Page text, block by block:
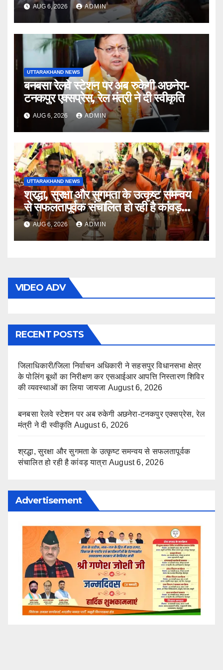
शिविर की व्यवस्थाओं का लिया जायजा
AUG 6, 2026 ADMIN
UTTARAKHAND NEWS
बनबसा रेलवे स्टेशन पर अब रुकेगी अछनेरा-
टनकपुर एक्सप्रेस, रेल मंत्री ने दी स्वीकृति
AUG 6, 2026 ADMIN
UTTARAKHAND NEWS
श्रद्धा, सुरक्षा और सुगमता के उत्कृष्ट समन्वय
से सफलतापूर्वक संचालित हो रही है कांवड़
यात्रा
AUG 6, 2026 ADMIN
VIDEO ADV
RECENT POSTS
जिलाधिकारी/जिला निर्वाचन अधिकारी ने सहसपुर विधानसभा क्षेत्र
के पोलिंग बूथों का निरीक्षण कर एसआईआर आपत्ति निस्तारण शिविर
की व्यवस्थाओं का लिया जायजा August 6, 2026
बनबसा रेलवे स्टेशन पर अब रुकेगी अछनेरा-टनकपुर एक्सप्रेस, रेल
मंत्री ने दी स्वीकृति August 6, 2026
श्रद्धा, सुरक्षा और सुगमता के उत्कृष्ट समन्वय से सफलतापूर्वक
संचालित हो रही है कांवड़ यात्रा August 6, 2026
Advertisement